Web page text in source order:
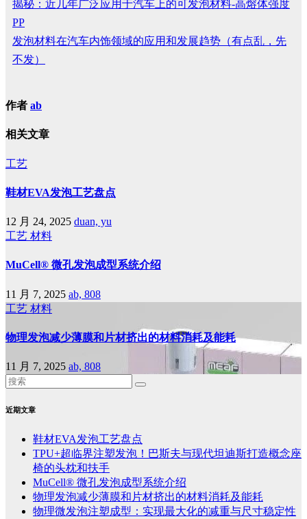
揭秘：近几年广泛应用于汽车上的可发泡材料-高熔体强度
PP
发泡材料在汽车内饰领域的应用和发展趋势（有点乱，先
不发）
作者 ab
相关文章
工艺
鞋材EVA发泡工艺盘点
12 月 24, 2025 duan, yu
工艺 材料
MuCell® 微孔发泡成型系统介绍
11 月 7, 2025 ab, 808
工艺 材料
物理发泡减少薄膜和片材挤出的材料消耗及能耗
11 月 7, 2025 ab, 808
近期文章
鞋材EVA发泡工艺盘点
TPU+超临界注塑发泡！巴斯夫与现代坦迪斯打造概念座
椅的头枕和扶手
MuCell® 微孔发泡成型系统介绍
物理发泡减少薄膜和片材挤出的材料消耗及能耗
物理微发泡注塑成型：实现最大化的减重与尺寸稳定性